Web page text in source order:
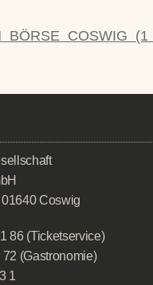
BÖRSE COSWIG (1
Coswig
86 (Ticketservice)
(Gastronomie)
1